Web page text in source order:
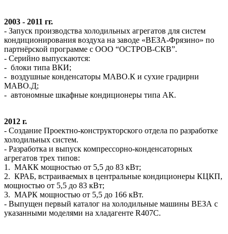
2003 - 2011 гг.
- Запуск производства холодильных агрегатов для систем
кондиционирования воздуха на заводе «ВЕЗА-Фрязино» по
партнёрской программе с ООО “ОСТРОВ-СКВ”.
- Серийно выпускаются:
- блоки типа ВКИ;
- воздушные конденсаторы МАВО.К и сухие градирни
МАВО.Д;
- автономные шкафные кондиционеры типа АК.
2012 г.
- Создание Проектно-конструкторского отдела по разработке
холодильных систем.
- Разработка и выпуск компрессорно-конденсаторных
агрегатов трех типов:
1. МАКК мощностью от 5,5 до 83 кВт;
2. КРАБ, встраиваемых в центральные кондиционеры КЦКП,
мощностью от 5,5 до 83 кВт;
3. МАРК мощностью от 5,5 до 166 кВт.
- Выпущен первый каталог на холодильные машины ВЕЗА с
указанными моделями на хладагенте R407C.